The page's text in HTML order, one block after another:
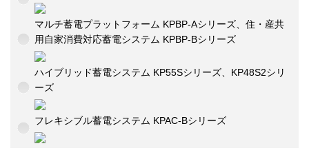
マルチ蓄電プラットフォーム KPBP-Aシリーズ、住・産共
用自家消費対応蓄電システム KPBP-Bシリーズ
ハイブリッド蓄電システム KP55Sシリーズ、KP48S2シリ
ーズ
フレキシブル蓄電システム KPAC-Bシリーズ